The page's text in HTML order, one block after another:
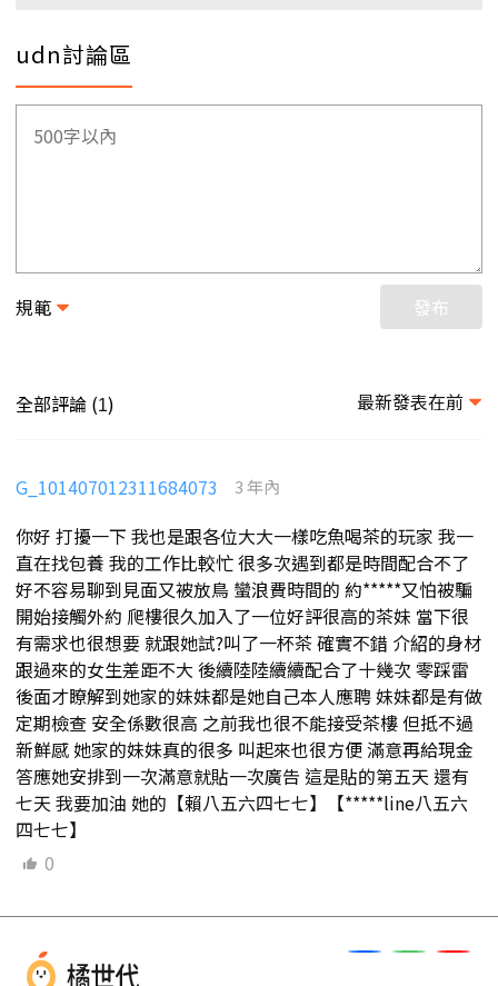
udn討論區
規範 發布
全部評論 (1) 最新發表在前
G_101407012311684073 3 年內
你好 打擾一下 我也是跟各位大大一樣吃魚喝茶的玩家 我一
直在找包養 我的工作比較忙 很多次遇到都是時間配合不了
好不容易聊到見面又被放鳥 蠻浪費時間的 約*****又怕被騙
開始接觸外約 爬樓很久加入了一位好評很高的茶妹 當下很
有需求也很想要 就跟她試?叫了一杯茶 確實不錯 介紹的身材
跟過來的女生差距不大 後續陸陸續續配合了十幾次 零踩雷
後面才瞭解到她家的妹妹都是她自己本人應聘 妹妹都是有做
定期檢查 安全係數很高 之前我也很不能接受茶樓 但抵不過
新鮮感 她家的妹妹真的很多 叫起來也很方便 滿意再給現金
答應她安排到一次滿意就貼一次廣告 這是貼的第五天 還有
七天 我要加油 她的【賴八五六四七七】【*****line八五六
四七七】
0